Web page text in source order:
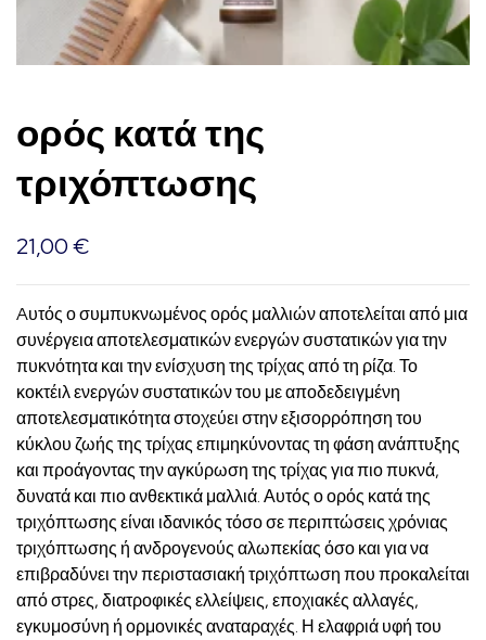
ορός κατά της
τριχόπτωσης
21,00€
Aυτός ο συμπυκνωμένος ορός μαλλιών αποτελείται από μια
συνέργεια αποτελεσματικών ενεργών συστατικών για την
πυκνότητα και την ενίσχυση της τρίχας από τη ρίζα. Το
κοκτέιλ ενεργών συστατικών του με αποδεδειγμένη
αποτελεσματικότητα στοχεύει στην εξισορρόπηση του
κύκλου ζωής της τρίχας επιμηκύνοντας τη φάση ανάπτυξης
και προάγοντας την αγκύρωση της τρίχας για πιο πυκνά,
δυνατά και πιο ανθεκτικά μαλλιά. Αυτός ο ορός κατά της
τριχόπτωσης είναι ιδανικός τόσο σε περιπτώσεις χρόνιας
τριχόπτωσης ή ανδρογενούς αλωπεκίας όσο και για να
επιβραδύνει την περιστασιακή τριχόπτωση που προκαλείται
από στρες, διατροφικές ελλείψεις, εποχιακές αλλαγές,
εγκυμοσύνη ή ορμονικές αναταραχές. Η ελαφριά υφή του